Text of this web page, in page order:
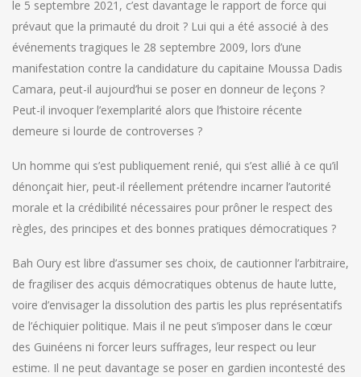
le 5 septembre 2021, c’est davantage le rapport de force qui
prévaut que la primauté du droit ? Lui qui a été associé à des
événements tragiques le 28 septembre 2009, lors d’une
manifestation contre la candidature du capitaine Moussa Dadis
Camara, peut-il aujourd’hui se poser en donneur de leçons ?
Peut-il invoquer l’exemplarité alors que l’histoire récente
demeure si lourde de controverses ?
Un homme qui s’est publiquement renié, qui s’est allié à ce qu’il
dénonçait hier, peut-il réellement prétendre incarner l’autorité
morale et la crédibilité nécessaires pour prôner le respect des
règles, des principes et des bonnes pratiques démocratiques ?
Bah Oury est libre d’assumer ses choix, de cautionner l’arbitraire,
de fragiliser des acquis démocratiques obtenus de haute lutte,
voire d’envisager la dissolution des partis les plus représentatifs
de l’échiquier politique. Mais il ne peut s’imposer dans le cœur
des Guinéens ni forcer leurs suffrages, leur respect ou leur
estime. Il ne peut davantage se poser en gardien incontesté des